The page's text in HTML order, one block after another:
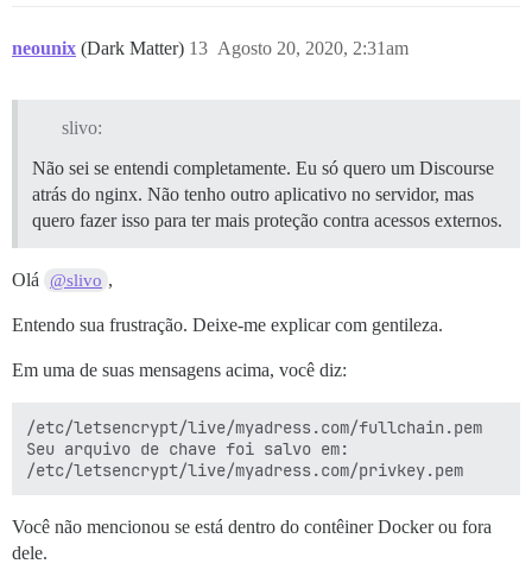
neounix (Dark Matter) Agosto 20, 2020, 2:31am
13
slivo:
Não sei se entendi completamente. Eu só quero um Discourse
atrás do nginx. Não tenho outro aplicativo no servidor, mas
quero fazer isso para ter mais proteção contra acessos externos.
Olá @slivo ,
Entendo sua frustração. Deixe-me explicar com gentileza.
Em uma de suas mensagens acima, você diz:
/etc/letsencrypt/live/myadress.com/fullchain.pem
Seu arquivo de chave foi salvo em:
Você não mencionou se está dentro do contêiner Docker ou fora
dele.